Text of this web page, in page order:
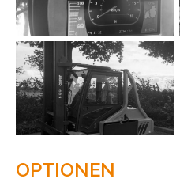
OPTIONEN